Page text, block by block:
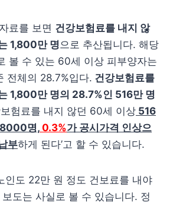
료를 보면 건강보험료를 내지 않
1,800만 명 으로 추산됩니다. 해당
볼 수 있는 60세 이상 피부양자는
전체의 28.7%입다. 건강보험료를
1,800만 명의 28.7%인 516만 명
보험료를 내지 않던 60세 이상 516
8000명, 0.3%가 공시가격 인상으
부하게 된다’고 할 수 있습니다.
인도 22만 원 정도 건보료를 내야
도는 사실로 볼 수 있습니다. 정